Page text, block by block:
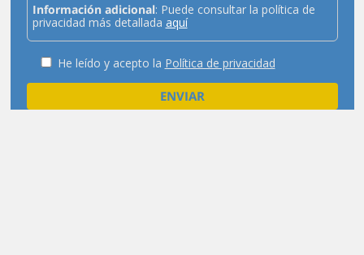
Información adicional: Puede consultar la política de
privacidad más detallada aquí
He leído y acepto la Política de privacidad